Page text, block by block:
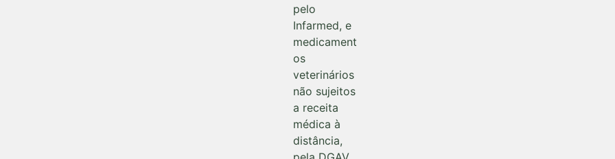
pelo
Infarmed, e
medicament
os
veterinários
não sujeitos
a receita
médica à
distância,